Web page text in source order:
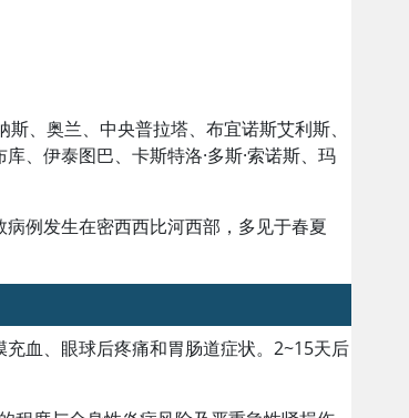
、奥兰、中央普拉塔、布宜诺斯艾利斯、
、伊泰图巴、卡斯特洛·多斯·索诺斯、玛
例发生在密西西比河西部，多见于春夏
血、眼球后疼痛和胃肠道症状。2~15天后